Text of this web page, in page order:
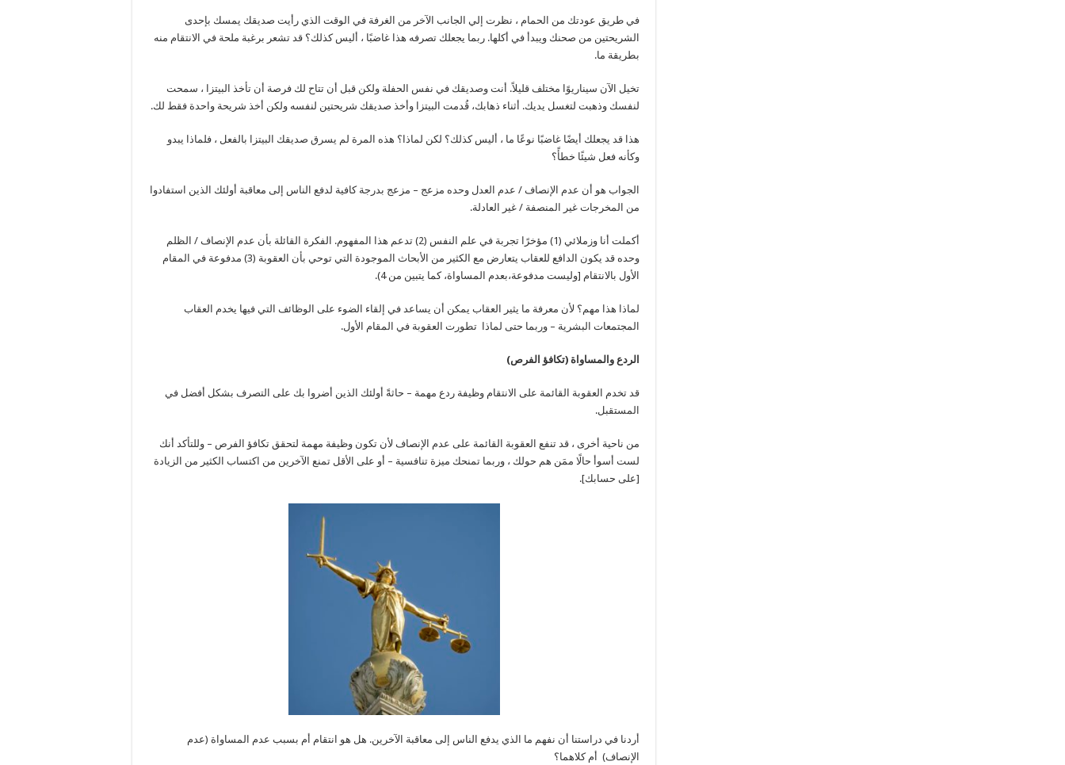
في طريق عودتك من الحمام ، نظرت إلي الجانب الآخر من الغرفة في الوقت الذي رأيت صديقك يمسك بإحدى
الشريحتين من صحنك ويبدأ في أكلها. ربما يجعلك تصرفه هذا غاضبًا ، أليس كذلك؟ قد تشعر برغبة ملحة في الانتقام منه
بطريقة ما.
تخيل الآن سيناريوًا مختلف قليلاً. أنت وصديقك في نفس الحفلة ولكن قبل أن تتاح لك فرصة أن تأخذ البيتزا ، سمحت
لنفسك وذهبت لتغسل يديك. أثناء ذهابك، قُدمت البيتزا وأخذ صديقك شريحتين لنفسه ولكن أخذ شريحة واحدة فقط لك.
هذا قد يجعلك أيضًا غاضبًا نوعًا ما ، أليس كذلك؟ لكن لماذا؟ هذه المرة لم يسرق صديقك البيتزا بالفعل ، فلماذا يبدو
وكأنه فعل شيئًا خطأً؟
الجواب هو أن عدم الإنصاف / عدم العدل وحده مزعج – مزعج بدرجة كافية لدفع الناس إلى معاقبة أولئك الذين استفادوا
من المخرجات غير المنصفة / غير العادلة.
أكملت أنا وزملائي (1) مؤخرًا تجربة في علم النفس (2) تدعم هذا المفهوم. الفكرة القائلة بأن عدم الإنصاف / الظلم
وحده قد يكون الدافع للعقاب يتعارض مع الكثير من الأبحاث الموجودة التي توحي بأن العقوبة (3) مدفوعة في المقام
الأول بالانتقام [وليست مدفوعة،بعدم المساواة، كما يتبين من 4).
لماذا هذا مهم؟ لأن معرفة ما يثير العقاب يمكن أن يساعد في إلقاء الضوء على الوظائف التي فيها يخدم العقاب
المجتمعات البشرية – وربما حتى لماذا تطورت العقوبة في المقام الأول.
الردع والمساواة (تكافؤ الفرص)
قد تخدم العقوبة القائمة على الانتقام وظيفة ردع مهمة – حاثةً أولئك الذين أضروا بك على التصرف بشكل أفضل في
المستقبل.
من ناحية أخرى ، قد تنفع العقوبة القائمة على عدم الإنصاف لأن تكون وظيفة مهمة لتحقق تكافؤ الفرص – وللتأكد أنك
لست أسوأ حالًا ممَن هم حولك ، وربما تمنحك ميزة تنافسية – أو على الأقل تمنع الآخرين من اكتساب الكثير من الزيادة
[على حسابك].
أردنا في دراستنا أن نفهم ما الذي يدفع الناس إلى معاقبة الآخرين. هل هو انتقام أم بسبب عدم المساواة (عدم
الإنصاف) أم كلاهما؟